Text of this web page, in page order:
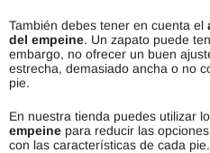
También debes tener en cuenta el
del empeine. Un zapato puede
embargo, no ofrecer un buen
estrecha, demasiado ancha o no
pie.
En nuestra tienda puedes utilizar
empeine para reducir las
con las características de cada pie.